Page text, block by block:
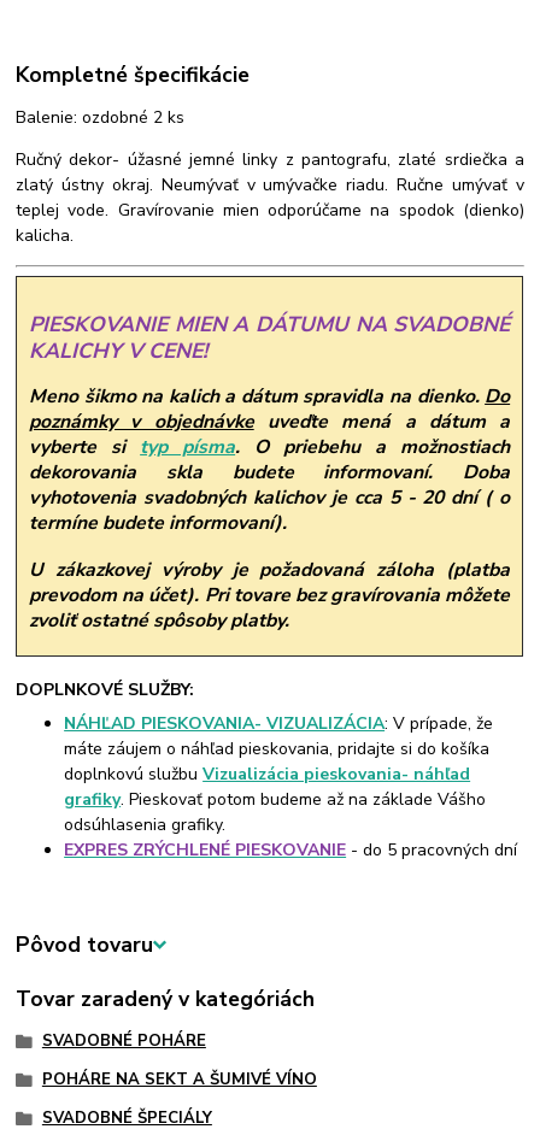
Kompletné špecifikácie
Balenie: ozdobné 2 ks
Ručný dekor- úžasné jemné linky z pantografu, zlaté srdiečka a
zlatý ústny okraj. Neumývať v umývačke riadu. Ručne umývať v
teplej vode. Gravírovanie mien odporúčame na spodok (dienko)
kalicha.
PIESKOVANIE MIEN A DÁTUMU NA SVADOBNÉ
KALICHY V CENE!
Meno šikmo na kalich a dátum spravidla na dienko. Do
poznámky v objednávkeuveďte mená a dátum a
vyberte si typ písma. O priebehu a možnostiach
dekorovania skla budete informovaní. Doba
vyhotovenia svadobných kalichov je cca 5 - 20 dní ( o
termíne budete informovaní).
U zákazkovej výroby je požadovaná záloha (platba
prevodom na účet). Pri tovare bez gravírovania môžete
zvoliť ostatné spôsoby platby.
DOPLNKOVÉ SLUŽBY:
NÁHĽAD PIESKOVANIA- VIZUALIZÁCIA: V prípade, že
máte záujem o náhľad pieskovania, pridajte si do košíka
doplnkovú službuVizualizácia pieskovania- náhľad
grafiky. Pieskovať potom budeme až na základe Vášho
odsúhlasenia grafiky.
EXPRES ZRÝCHLENÉ PIESKOVANIE - do 5 pracovných dní
Pôvod tovaru
Tovar zaradený v kategóriách
SVADOBNÉ POHÁRE
POHÁRE NA SEKT A ŠUMIVÉ VÍNO
SVADOBNÉ ŠPECIÁLY